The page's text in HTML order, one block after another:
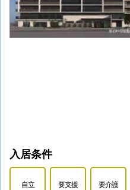
入居条件
自立 要支援 要介護